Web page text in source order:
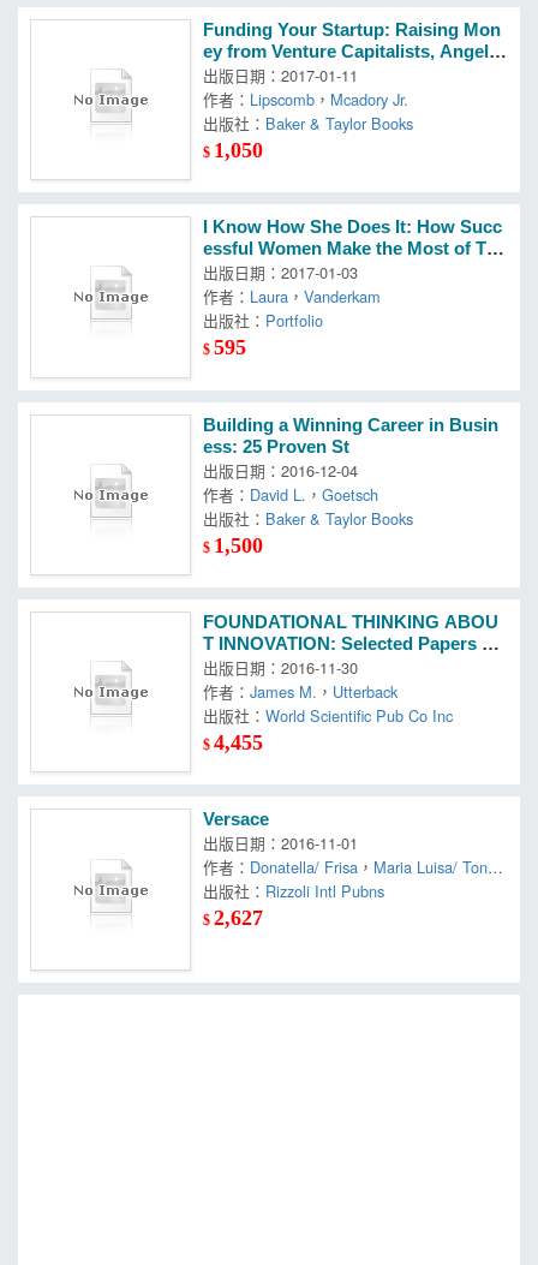
Funding Your Startup: Raising Mon
ey from Venture Capitalists, Angels,
Family, Friends, Banks, and Other S
ources
出版日期：2017-01-11
作者： Lipscomb ， Mcadory Jr.
出版社： Baker & Taylor Books
$ 1,050
I Know How She Does It: How Succ
essful Women Make the Most of The
ir Time
出版日期：2017-01-03
作者： Laura ，Vanderkam
出版社： Portfolio
$595
Building a Winning Career in Busin
ess: 25 Proven St
出版日期：2016-12-04
作者： David L. ，Goetsch
出版社： Baker & Taylor Books
$ 1,500
FOUNDATIONAL THINKING ABOU
T INNOVATION: Selected Papers of
William J. Abernathy
出版日期：2016-11-30
作者：James M. ， Utterback
出版社：World Scientific Pub Co Inc
$4,455
Versace
出版日期：2016-11-01
作者： Donatella/ Frisa ， Maria Luisa/ Tonchi
，Stefano，Versace
出版社： Rizzoli Intl Pubns
$2,627